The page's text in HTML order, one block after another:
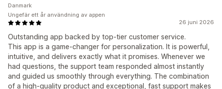
26 juni 2026
Outstanding app backed by top-tier customer service.
This app is a game-changer for personalization. It is powerful,
intuitive, and delivers exactly what it promises. Whenever we
had questions, the support team responded almost instantly
and guided us smoothly through everything. The combination
of a high-quality product and exceptional, fast support makes
Danmark
Ungefär ett år användning av appen